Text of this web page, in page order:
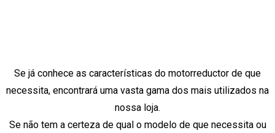
Se já conhece as características do motorreductor de que
necessita, encontrará uma vasta gama dos mais utilizados na
nossa loja.
Se não tem a certeza de qual o modelo de que necessita ou